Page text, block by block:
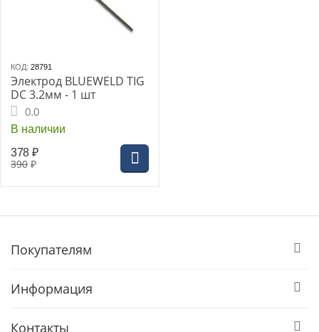
КОД: 28791
Электрод BLUEWELD TIG
DC 3.2мм - 1 шт
0.0
В наличии
390 ₽
378 ₽
Покупателям
Информация
Контакты